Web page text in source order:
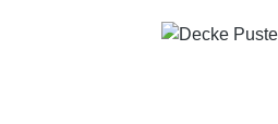
Bildergalerie überspringen